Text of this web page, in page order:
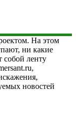
На этом
ни какие
собой ленту
новостей